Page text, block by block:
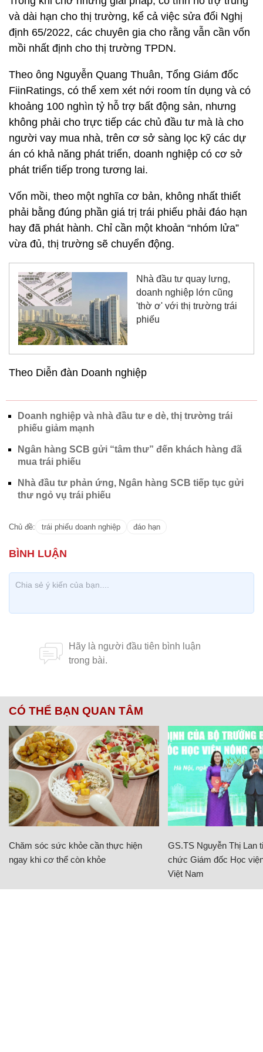
và dài hạn cho thị trường, kể cả việc sửa đổi Nghị
định 65/2022, các chuyên gia cho rằng vẫn cần vốn
mồi nhất định cho thị trường TPDN.
Theo ông Nguyễn Quang Thuân, Tổng Giám đốc
FiinRatings, có thể xem xét nới room tín dụng và có
khoảng 100 nghìn tỷ hỗ trợ bất động sản, nhưng
không phải cho trực tiếp các chủ đầu tư mà là cho
người vay mua nhà, trên cơ sở sàng lọc kỹ các dự
án có khả năng phát triển, doanh nghiệp có cơ sở
phát triển tiếp trong tương lai.
Vốn mồi, theo một nghĩa cơ bản, không nhất thiết
phải bằng đúng phần giá trị trái phiếu phải đáo hạn
hay đã phát hành. Chỉ cần một khoản “nhóm lửa”
vừa đủ, thị trường sẽ chuyển động.
Nhà đầu tư quay lưng,
doanh nghiệp lớn cũng
'thờ ơ' với thị trường trái
phiếu
Theo Diễn đàn Doanh nghiệp
Doanh nghiệp và nhà đầu tư e dè, thị trường trái
phiếu giảm mạnh
Ngân hàng SCB gửi “tâm thư” đến khách hàng đã
mua trái phiếu
Nhà đầu tư phản ứng, Ngân hàng SCB tiếp tục gửi
thư ngỏ vụ trái phiếu
Chủ đề: trái phiếu doanh nghiệp đáo hạn
CÓ THỂ BẠN QUAN TÂM
Chăm sóc sức khỏe cần thực hiện
ngay khi cơ thể còn khỏe
GS.TS Nguyễn Thị Lan
chức Giám đốc Học
Việt Nam